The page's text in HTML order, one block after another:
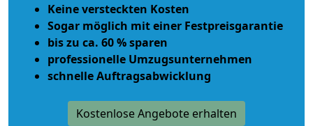
Keine versteckten Kosten
Sogar möglich mit einer Festpreisgarantie
bis zu ca. 60 % sparen
professionelle Umzugsunternehmen
schnelle Auftragsabwicklung
Kostenlose Angebote erhalten